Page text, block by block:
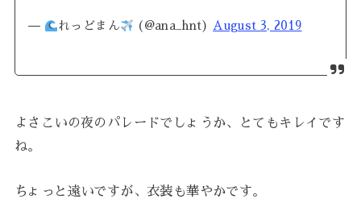
— れっどまん (@ana_hnt) August 3, 2019
よさこいの夜のパレードでしょうか、とてもキレイです
ね。
ちょっと遠いですが、衣装も華やかです。